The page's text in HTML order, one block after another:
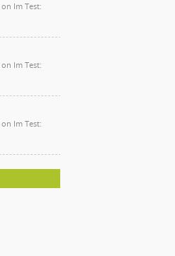
on Im Test:
on Im Test:
on Im Test: